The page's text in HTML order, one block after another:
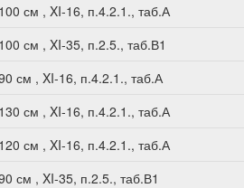
см , XI-16, п.4.2.1., таб.А
см , XI-35, п.2.5., таб.В1
см , XI-16, п.4.2.1., таб.А
см , XI-16, п.4.2.1., таб.А
см , XI-16, п.4.2.1., таб.А
см , XI-35, п.2.5., таб.В1